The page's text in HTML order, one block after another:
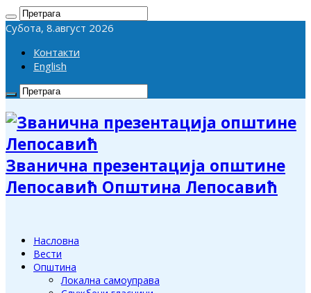
Субота, 8.август 2026
Контакти
English
Званична презентација општине
Лепосавић Општина Лепосавић
Насловна
Вести
Општина
Локална самоуправа